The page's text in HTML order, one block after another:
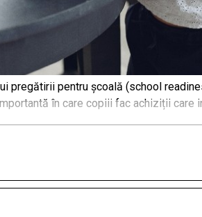
pregătirii pentru şcoală (school
în care copiii fac achiziții care